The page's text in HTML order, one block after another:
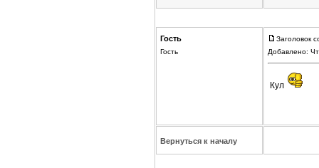
Гость
Гость
Заголовок
Добавлено:
Кул
Вернуться к началу